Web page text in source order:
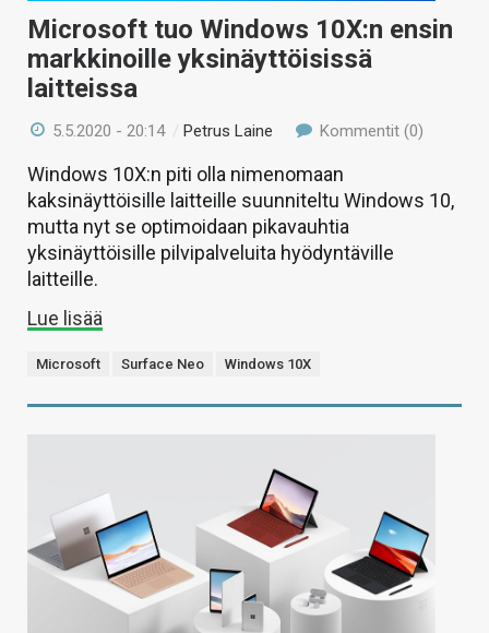
Microsoft tuo Windows 10X:n ensin
markkinoille yksinäyttöisissä
laitteissa
5.5.2020 - 20:14 / Petrus Laine Kommentit (0)
Windows 10X:n piti olla nimenomaan
kaksinäyttöisille laitteille suunniteltu Windows 10,
mutta nyt se optimoidaan pikavauhtia
yksinäyttöisille pilvipalveluita hyödyntäville
laitteille.
Lue lisää
Microsoft Surface Neo Windows 10X